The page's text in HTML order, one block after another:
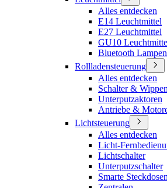
Alles entdecken
E14 Leuchtmittel
E27 Leuchtmittel
GU10
Bluetooth Lampen
Rollladensteuerung
Alles entdecken
Schalter & Wippen
Unterputzaktoren
Antriebe &
Lichtsteuerung
Alles entdecken
Licht-
Lichtschalter
Unterputzschalter
Smarte Steckdosen